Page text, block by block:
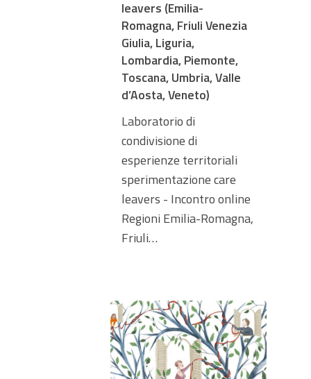
leavers (Emilia-
Romagna, Friuli Venezia
Giulia, Liguria,
Lombardia, Piemonte,
Toscana, Umbria, Valle
d’Aosta, Veneto)
Laboratorio di
condivisione di
esperienze territoriali
sperimentazione care
leavers - Incontro online
Regioni Emilia-Romagna,
Friuli…